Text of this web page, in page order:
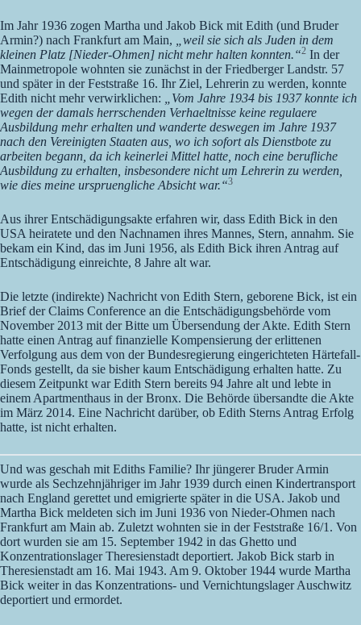
Im Jahr 1936 zogen Martha und Jakob Bick mit Edith (und Bruder
Armin?) nach Frankfurt am Main, „weil sie sich als Juden in dem
kleinen Platz [Nieder-Ohmen] nicht mehr halten konnten.“2 In der
Mainmetropole wohnten sie zunächst in der Friedberger Landstr. 57
und später in der Feststraße 16. Ihr Ziel, Lehrerin zu werden, konnte
Edith nicht mehr verwirklichen: „Vom Jahre 1934 bis 1937 konnte ich
wegen der damals herrschenden Verhaeltnisse keine regulaere
Ausbildung mehr erhalten und wanderte deswegen im Jahre 1937
nach den Vereinigten Staaten aus, wo ich sofort als Dienstbote zu
arbeiten begann, da ich keinerlei Mittel hatte, noch eine berufliche
Ausbildung zu erhalten, insbesondere nicht um Lehrerin zu werden,
wie dies meine urspruengliche Absicht war.“3
Aus ihrer Entschädigungsakte erfahren wir, dass Edith Bick in den
USA heiratete und den Nachnamen ihres Mannes, Stern, annahm. Sie
bekam ein Kind, das im Juni 1956, als Edith Bick ihren Antrag auf
Entschädigung einreichte, 8 Jahre alt war.
Die letzte (indirekte) Nachricht von Edith Stern, geborene Bick, ist ein
Brief der Claims Conference an die Entschädigungsbehörde vom
November 2013 mit der Bitte um Übersendung der Akte. Edith Stern
hatte einen Antrag auf finanzielle Kompensierung der erlittenen
Verfolgung aus dem von der Bundesregierung eingerichteten Härtefall-
Fonds gestellt, da sie bisher kaum Entschädigung erhalten hatte. Zu
diesem Zeitpunkt war Edith Stern bereits 94 Jahre alt und lebte in
einem Apartmenthaus in der Bronx. Die Behörde übersandte die Akte
im März 2014. Eine Nachricht darüber, ob Edith Sterns Antrag Erfolg
hatte, ist nicht erhalten.
Und was geschah mit Ediths Familie? Ihr jüngerer Bruder Armin
wurde als Sechzehnjähriger im Jahr 1939 durch einen Kindertransport
nach England gerettet und emigrierte später in die USA. Jakob und
Martha Bick meldeten sich im Juni 1936 von Nieder-Ohmen nach
Frankfurt am Main ab. Zuletzt wohnten sie in der Feststraße 16/1. Von
dort wurden sie am 15. September 1942 in das Ghetto und
Konzentrationslager Theresienstadt deportiert. Jakob Bick starb in
Theresienstadt am 16. Mai 1943. Am 9. Oktober 1944 wurde Martha
Bick weiter in das Konzentrations- und Vernichtungslager Auschwitz
deportiert und ermordet.